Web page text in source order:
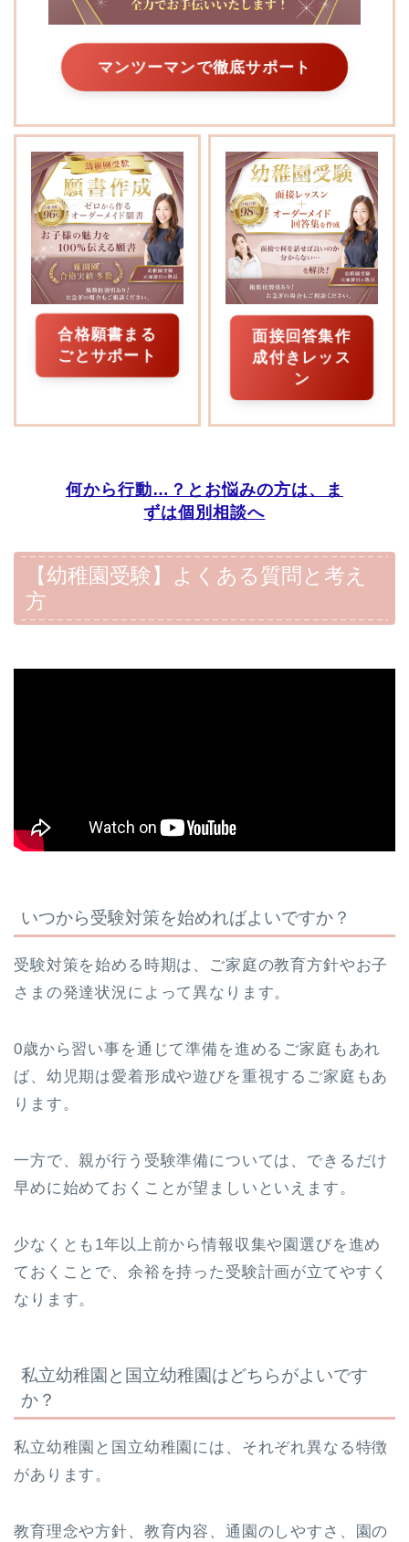
マンツーマンで徹底サポート
合格願書まる
ごとサポート
面接回答集作
成付きレッス
ン
何から行動…？とお悩みの方は、ま
ずは個別相談へ
【幼稚園受験】よくある質問と考え
方
いつから受験対策を始めればよいですか？
受験対策を始める時期は、ご家庭の教育方針やお子
さまの発達状況によって異なります。
0歳から習い事を通じて準備を進めるご家庭もあれ
ば、幼児期は愛着形成や遊びを重視するご家庭もあ
ります。
一方で、親が行う受験準備については、できるだけ
早めに始めておくことが望ましいといえます。
少なくとも1年以上前から情報収集や園選びを進め
ておくことで、余裕を持った受験計画が立てやすく
なります。
私立幼稚園と国立幼稚園はどちらがよいです
か？
私立幼稚園と国立幼稚園には、それぞれ異なる特徴
があります。
教育理念や方針、教育内容、通園のしやすさ、園の